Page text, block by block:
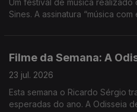
Um festival de música
Sines. A assinatura “música
Filme da Semana: A
23 jul. 2026
Esta semana o Ricardo Sérgio
esperadas do ano. A Odisseia